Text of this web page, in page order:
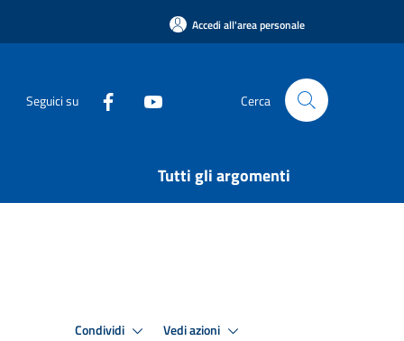
Accedi all'area personale
Seguici su Cerca
Tutti gli argomenti
Condividi Vedi azioni